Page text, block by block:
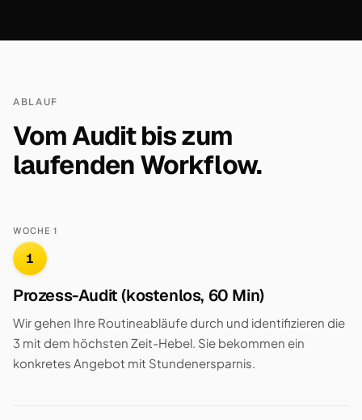
ABLAUF
Vom Audit bis zum
laufenden Workflow.
WOCHE 1
1
Prozess-Audit (kostenlos, 60 Min)
Wir gehen Ihre Routineabläufe durch und identifizieren die
3 mit dem höchsten Zeit-Hebel. Sie bekommen ein
konkretes Angebot mit Stundenersparnis.